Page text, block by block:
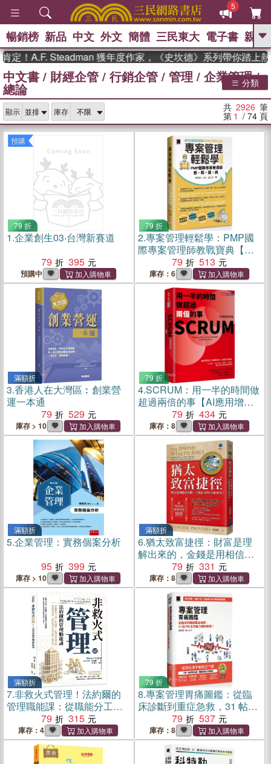
5
GO
熱搜： 東野圭吾 、 高希均教授回憶錄
、 、 如果歷
史是一群喵 、 暑期推薦 、 國際布克
台灣的李
登輝時代 、 數學女孩：黎曼猜想 、
偉大的迷走神經
暢銷榜 新品 中文 外文 簡體 三民東大 電子書 親子
Steadman 獲年度作家，《史坎德》系列帶你踏上熱血奇幻
中文書 / 財經企管 / 行銷企管 / 管理 / 企業管理/
總論 分類
顯示 庫存 共 2926 筆
第 1 / 74 頁
預購
79 折
1.企業創生03‧台灣新賽道
79
395
預購中
79 折
2.專案管理輕鬆學：PMP國
際專案管理師教戰寶典【適
用PMBOK第八版(全面融入
價值交付與行動框架)】
79 513
庫存：6
滿額折
3.香港人在大灣區︰創業營
運一本通
79
529
庫存 > 10
79 折
4.SCRUM：用一半的時間做
超過兩倍的事【AI應用增訂
79 434
庫存：8
滿額折
5.企業管理：實務個案分析
95
399
庫存 > 10
滿額折
6.猶太致富捷徑：財富是理
解出來的，金錢是用相信賺
來的！【全球暢銷100萬本，
口訣式致富寶典！】（附贈
《塔木德》經典智慧100！）
79 331
庫存：8
滿額折
7.非救火式管理！法約爾的
管理職能課：從職能分工到
主管訓練，看懂企業穩定成
長的基本功，讓管理不只是
少數人的本事
79 315
庫存：4
79 折
8.專案管理胃痛圖鑑：從臨
床診斷到重症急救，31 帖
PM 生存處方藥到病除！
（iThome鐵人賽系列書）
79 537
庫存：8